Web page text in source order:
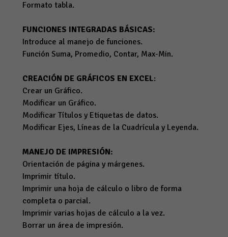
Formato tabla.
FUNCIONES INTEGRADAS BÁSICAS:
Introduce al manejo de funciones.
Función Suma, Promedio, Contar, Max-Min.
CREACIÓN DE GRÁFICOS EN EXCEL:
Crear un Gráfico.
Modificar un Gráfico.
Modificar Títulos y Etiquetas de datos.
Modificar Ejes, Líneas de la Cuadrícula y Leyenda.
MANEJO DE IMPRESIÓN:
Orientación de página y márgenes.
Imprimir título.
Imprimir una hoja de cálculo o libro de forma
completa o parcial.
Imprimir varias hojas de cálculo a la vez.
Borrar un área de impresión.